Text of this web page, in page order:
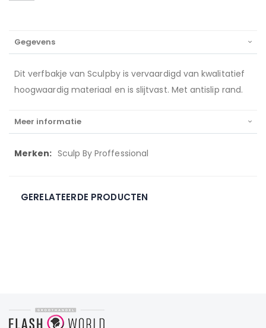
Gegevens
Dit verfbakje van Sculpby is vervaardigd van kwalitatief
hoogwaardig materiaal en is slijtvast. Met antislip rand.
Meer informatie
Meer
Sculp By Proffessional
GERELATEERDE PRODUCTEN